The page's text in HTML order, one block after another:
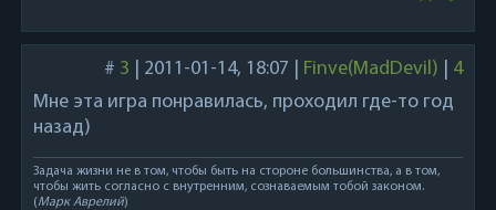
# 3 2011-01-14, 18:07 Finve(MadDevil)
4
Мне эта игра понравилась, проходил где-то год
назад)
Задача жизни не в том, чтобы быть на стороне большинства, а в том,
чтобы жить согласно с внутренним, сознаваемым тобой законом.
(Марк Аврелий)